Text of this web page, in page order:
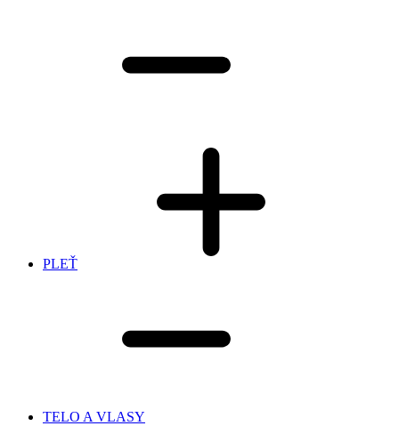
PLEŤ
TELO A VLASY